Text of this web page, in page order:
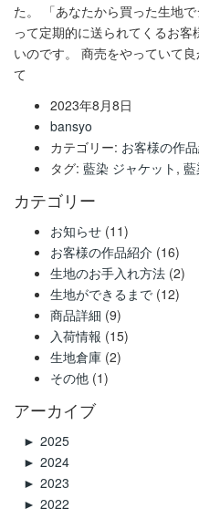
た。 「あなたから買った生地
って定期的に送られてくるお
いのです。 商売をやっていて
て
2023年8月8日
bansyo
カテゴリー: お客様の作
タグ: 藍染 ジャケット ,
カテゴリー
お知らせ (11)
お客様の作品紹介 (16)
生地のお手入れ方法 (2)
生地ができるまで (12)
商品詳細 (9)
入荷情報 (15)
生地倉庫 (2)
その他 (1)
アーカイブ
► 2025
► 2024
► 2023
► 2022